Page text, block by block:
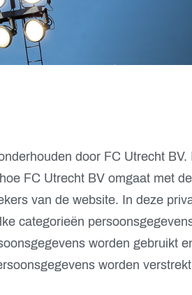
door FC Utrecht BV.
FC Utrecht BV omgaat met
van de website. In deze
categorieën
worden gebruikt
worden